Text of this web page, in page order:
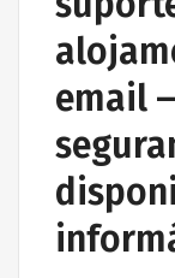
email